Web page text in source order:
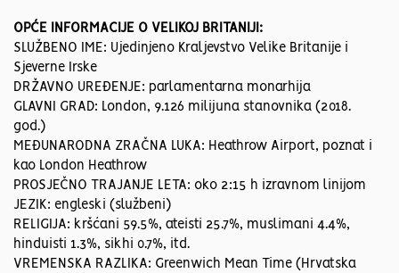
OPĆE INFORMACIJE O VELIKOJ BRITANIJI:
SLUŽBENO IME: Ujedinjeno Kraljevstvo Velike Britanije i
Sjeverne Irske
DRŽAVNO UREĐENJE: parlamentarna monarhija
GLAVNI GRAD: London, 9.126 milijuna stanovnika (2018.
god.)
MEĐUNARODNA ZRAČNA LUKA: Heathrow Airport, poznat i
kao London Heathrow
PROSJEČNO TRAJANJE LETA: oko 2:15 h izravnom linijom
JEZIK: engleski (službeni)
RELIGIJA: kršćani 59.5%, ateisti 25.7%, muslimani 4.4%,
hinduisti 1.3%, sikhi 0.7%, itd.
VREMENSKA RAZLIKA: Greenwich Mean Time (Hrvatska